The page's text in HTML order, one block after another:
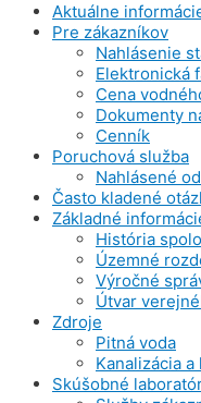
Aktuálne
Pre zákazníkov
Nahlásenie
Elektronická
Cena
Dokumenty
Cenník
Poruchová služba
Nahlásené
Často kladené
Základné
História
Územné
Výročné
Útvar
Zdroje
Pitná voda
Kanalizácia
Skúšobné